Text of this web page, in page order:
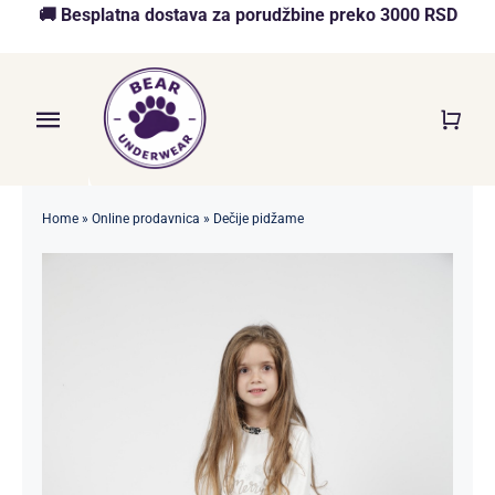
🚚 Besplatna dostava za porudžbine preko 3000 RSD
Toggle
Navigation
Akcija
Home» Online prodavnica » Dečije pidžame